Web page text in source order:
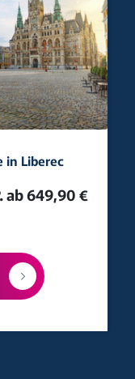
in Liberec
ab 649,90 €